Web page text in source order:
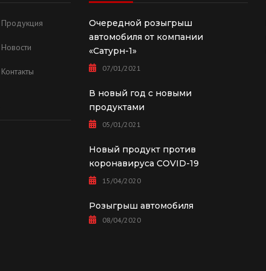
Продукция
Новости
Контакты
Очередной розыгрыш
автомобиля от компании
«Сатурн-1»
07/01/2021
В новый год с новыми
продуктами
05/01/2021
Новый продукт против
коронавируса COVID-19
15/04/2020
Розыгрыш автомобиля
08/04/2020